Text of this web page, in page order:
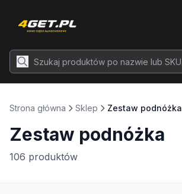
Strona główna Sklep Zestaw podnóżka
Zestaw podnóżka
106 produktów